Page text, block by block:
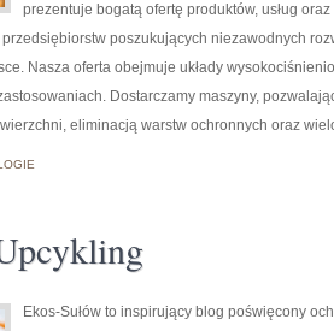
prezentuje bogatą ofertę produktów, usług
przedsiębiorstw poszukujących niezawodnych
Nasza oferta obejmuje układy
Dostarczamy maszyny,
eliminacją warstw ochronnych oraz
Ekos-Sułów to inspirujący blog poświęcony